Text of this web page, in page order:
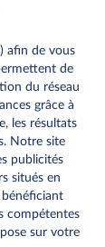
afin de vous
de
du réseau
grâce à
les résultats
Notre site
publicités
situés en
bénéficiant
compétentes
sur votre